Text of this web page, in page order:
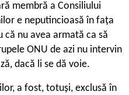
membră a Consiliului
e neputincioasă în fața
că nu avea armată ca să
ONU de azi nu intervin
dacă li se dă voie.
a fost, totuși, exclusă în